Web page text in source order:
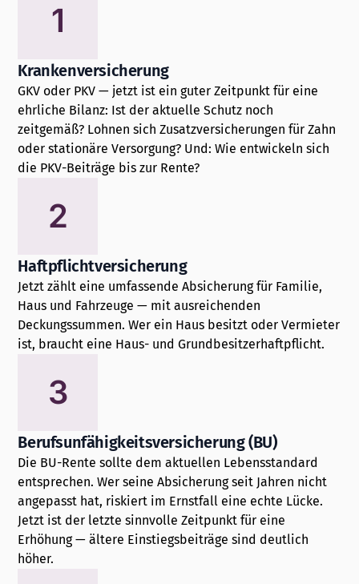
1
Krankenversicherung
GKV oder PKV — jetzt ist ein guter Zeitpunkt für eine
ehrliche Bilanz: Ist der aktuelle Schutz noch
zeitgemäß? Lohnen sich Zusatzversicherungen für Zahn
oder stationäre Versorgung? Und: Wie entwickeln sich
die PKV-Beiträge bis zur Rente?
2
Haftpflichtversicherung
Jetzt zählt eine umfassende Absicherung für Familie,
Haus und Fahrzeuge — mit ausreichenden
Deckungssummen. Wer ein Haus besitzt oder Vermieter
ist, braucht eine Haus- und Grundbesitzerhaftpflicht.
3
Berufsunfähigkeitsversicherung (BU)
Die BU-Rente sollte dem aktuellen Lebensstandard
entsprechen. Wer seine Absicherung seit Jahren nicht
angepasst hat, riskiert im Ernstfall eine echte Lücke.
Jetzt ist der letzte sinnvolle Zeitpunkt für eine
Erhöhung — ältere Einstiegsbeiträge sind deutlich
höher.